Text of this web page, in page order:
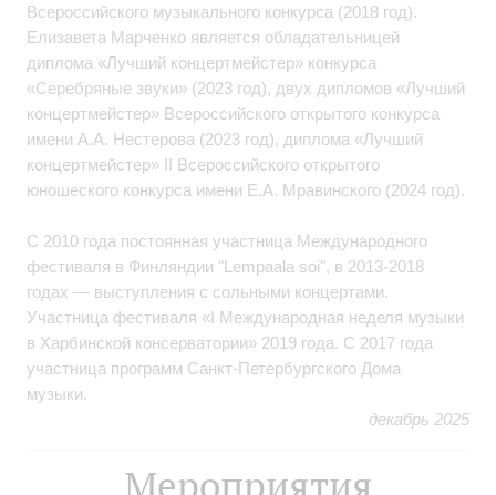
Всероссийского музыкального конкурса (2018 год).
Елизавета Марченко является обладательницей
диплома «Лучший концертмейстер» конкурса
«Серебряные звуки» (2023 год), двух дипломов «Лучший
концертмейстер» Всероссийского открытого конкурса
имени А.А. Нестерова (2023 год), диплома «Лучший
концертмейстер» II Всероссийского открытого
юношеского конкурса имени Е.А. Мравинского (2024 год).
С 2010 года постоянная участница Международного
фестиваля в Финляндии "Lempaala soi", в 2013-2018
годах — выступления с сольными концертами.
Участница фестиваля «I Международная неделя музыки
в Харбинской консерватории» 2019 года. С 2017 года
участница программ Санкт-Петербургского Дома
музыки.
декабрь 2025
Мероприятия